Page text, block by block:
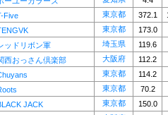
Five 東京都 372.1
東京都
173.0
ッドリボン軍 埼玉県
119.6
西おっさん倶楽部 大阪府
112.2
東京都
114.2
東京都
70.2
JACK 東京都
150.0